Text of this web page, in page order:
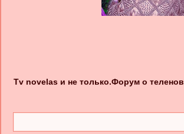
Tv novelas и не только.Форум о